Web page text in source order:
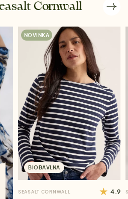
Cornwall
NOVINKA
BIOBAVLNA
SEASALT CORNWALL 4.9